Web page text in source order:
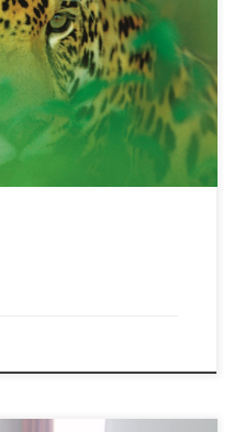
ont disparu, sans laisser de
Hier, vers six
contacté le département
leur signaler la disparition
D’après Loïc Chastin,